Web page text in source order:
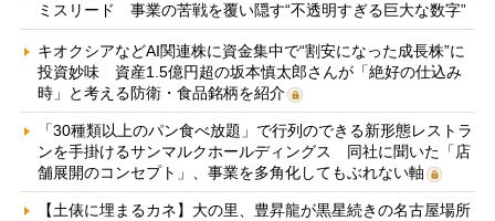
ミスリード 事業の苦戦を覆い隠す“不透明すぎる巨大な数字”
キオクシアなどAI関連株に資金集中で“割安になった成長株”に
投資妙味 資産1.5億円超の坂本慎太郎さんが「絶好の仕込み
時」と考える防衛・食品銘柄を紹介
「30種類以上のパン食べ放題」で行列のできる新形態レストラ
ンを手掛けるサンマルクホールディングス 同社に聞いた「店
舗展開のコンセプト」、事業を多角化してもぶれない軸
【土俵に埋まるカネ】大の里、豊昇龍が黒星続きの名古屋場所